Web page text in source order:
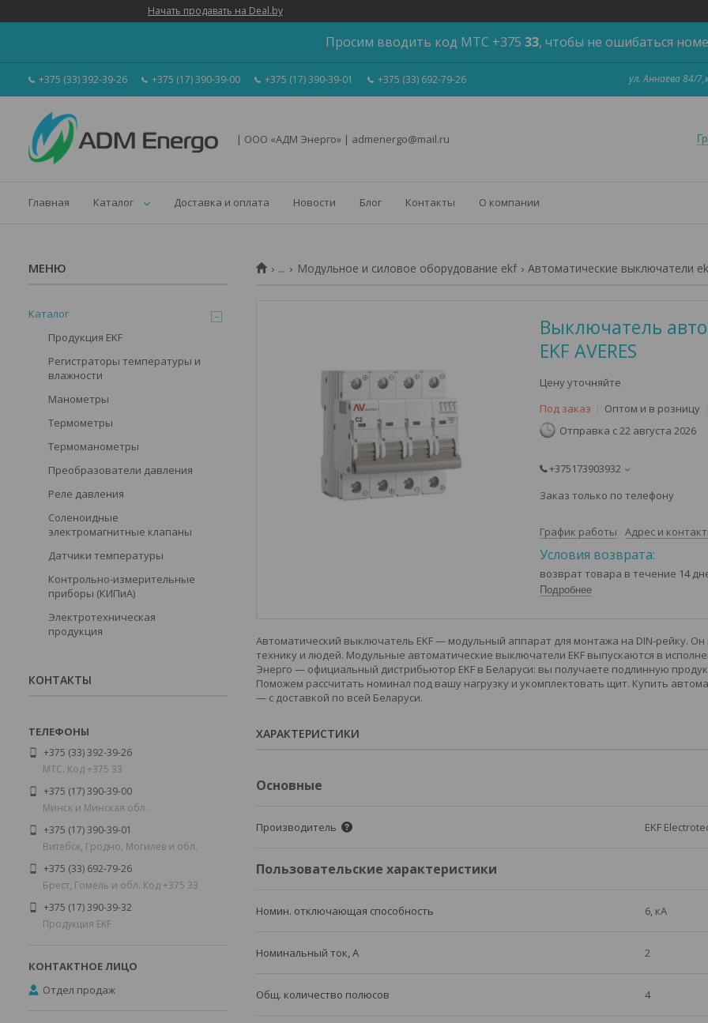
Начать продавать на Deal.by
Просим вводить код МТС +375 33, чтобы не ошибаться
+375 (33) 392-39-26 +375 (17) 390-39-00 +375 (17) 390-39-01 +375 (33) 692-79-26 ул. Аннаева 84/
| ООО «АДМ Энерго» | admenergo@mail.ru
Главная Каталог Доставка и оплата Новости Блог Контакты О компании
... Модульное и силовое оборудование ekf Автоматические выключатели
Выключатель
EKF AVERES
Цену уточняйте
Под заказ
Оптом и в розницу
Отправка с 22 августа 2026
+375173903932
Заказ только по телефону
График работы Адрес и
возврат товара в течение 14
Подробнее
Автоматический выключатель EKF — модульный аппарат для монтажа на DIN-рейку.
технику и людей. Модульные автоматические выключатели EKF выпускаются в
Энерго — официальный дистрибьютор EKF в Беларуси: вы получаете подлинную
Поможем рассчитать номинал под вашу нагрузку и укомплектовать щит. Купить
— с доставкой по всей Беларуси.
ХАРАКТЕРИСТИКИ
Основные
Производитель EKF
Пользовательские характеристики
Номин. отключающая способность 6, кА
Номинальный ток, А 2
Общ. количество полюсов 4
Каталог
Продукция EKF
Регистраторы температуры и
влажности
Манометры
Термометры
Термоманометры
Преобразователи давления
Реле давления
Соленоидные
электромагнитные клапаны
Датчики температуры
Контрольно-измерительные
приборы (КИПиА)
Электротехническая
продукция
КОНТАКТЫ
+375 (33) 392-39-26
МТС. Код +375 33
+375 (17) 390-39-00
Минск и Минская обл.
+375 (17) 390-39-01
Витебск, Гродно, Могилев и обл.
+375 (33) 692-79-26
Брест, Гомель и обл. Код +375 33
+375 (17) 390-39-32
Продукция EKF
Отдел продаж